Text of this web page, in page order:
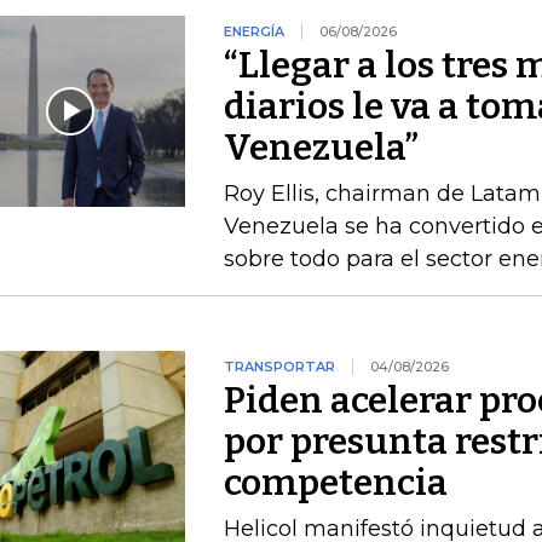
ENERGÍA 06/08/2026
“Llegar a los tres
diarios le va a
Venezuela”
Roy Ellis, chairman de
Venezuela se ha convertido
sobre todo para el sector
TRANSPORTAR 04/08/2026
Piden acelerar
por presunta
competencia
Helicol manifestó inquietud